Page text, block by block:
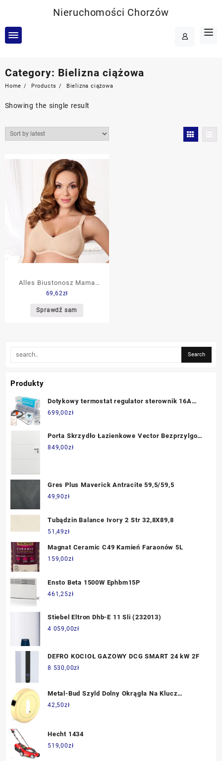
content
Nieruchomości Chorzów
Category: Bielizna ciążowa
Home Products Bielizna ciążowa
Showing the single result
Alles Biustonosz Mama
Easy naturalny
69,62zł
Sprawdź sam
Produkty
Dotykowy termostat regulator sterownik 16A
WiFi + mata grzewcza 4,5m2 + akcesoria
699,00zł
Porta Skrzydło Łazienkowe Vector Bezprzylgowe
80 Lewe Biały
849,00zł
Gres Plus Maverick Antracite 59,5/59,5
49,90zł
Tubądzin Balance Ivory 2 Str 32,8X89,8
51,49zł
Magnat Ceramic C49 Kamień Faraonów 5L
159,00zł
Ensto Beta 1500W Ephbm15P
461,25zł
Stiebel Eltron Dhb-E 11 Sli (232013)
4 059,00zł
DEFRO KOCIOŁ GAZOWY DCG SMART 24 kW 2F
8 530,00zł
Metal-Bud Szyld Dolny Okrągła Na Klucz
Pokojowy Złoty Mosiądz SZOCLMBK
42,50zł
Hecht 1434
519,00zł